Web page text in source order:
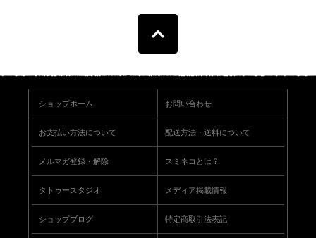
ショップホーム お問い合わせ
お支払い方法について 配送方法・送料について
メルマガ登録・解除 スミネコとは？
タトゥースタジオ メディア掲載情報
ショップブログ 特定商取引法表記